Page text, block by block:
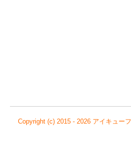
Copyright (c) 2015 - 2026 アイキュー